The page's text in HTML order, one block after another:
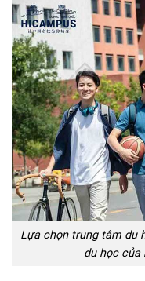
Lựa chọn trung tâm du
du học của